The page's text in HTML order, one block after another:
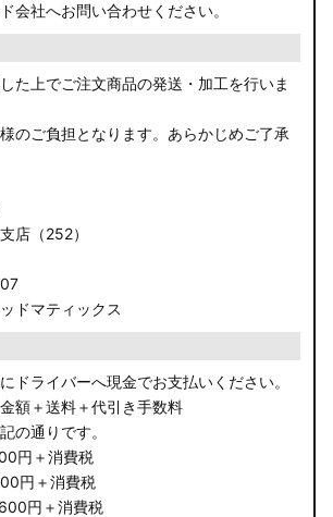
会社へお問い合わせください。
た上でご注文商品の発送・加工を行いま
のご負担となります。あらかじめご了承
店（252）
ドマティックス
ドライバーへ現金でお支払いください。
額＋送料＋代引き手数料
の通りです。
円＋消費税
円＋消費税
円＋消費税